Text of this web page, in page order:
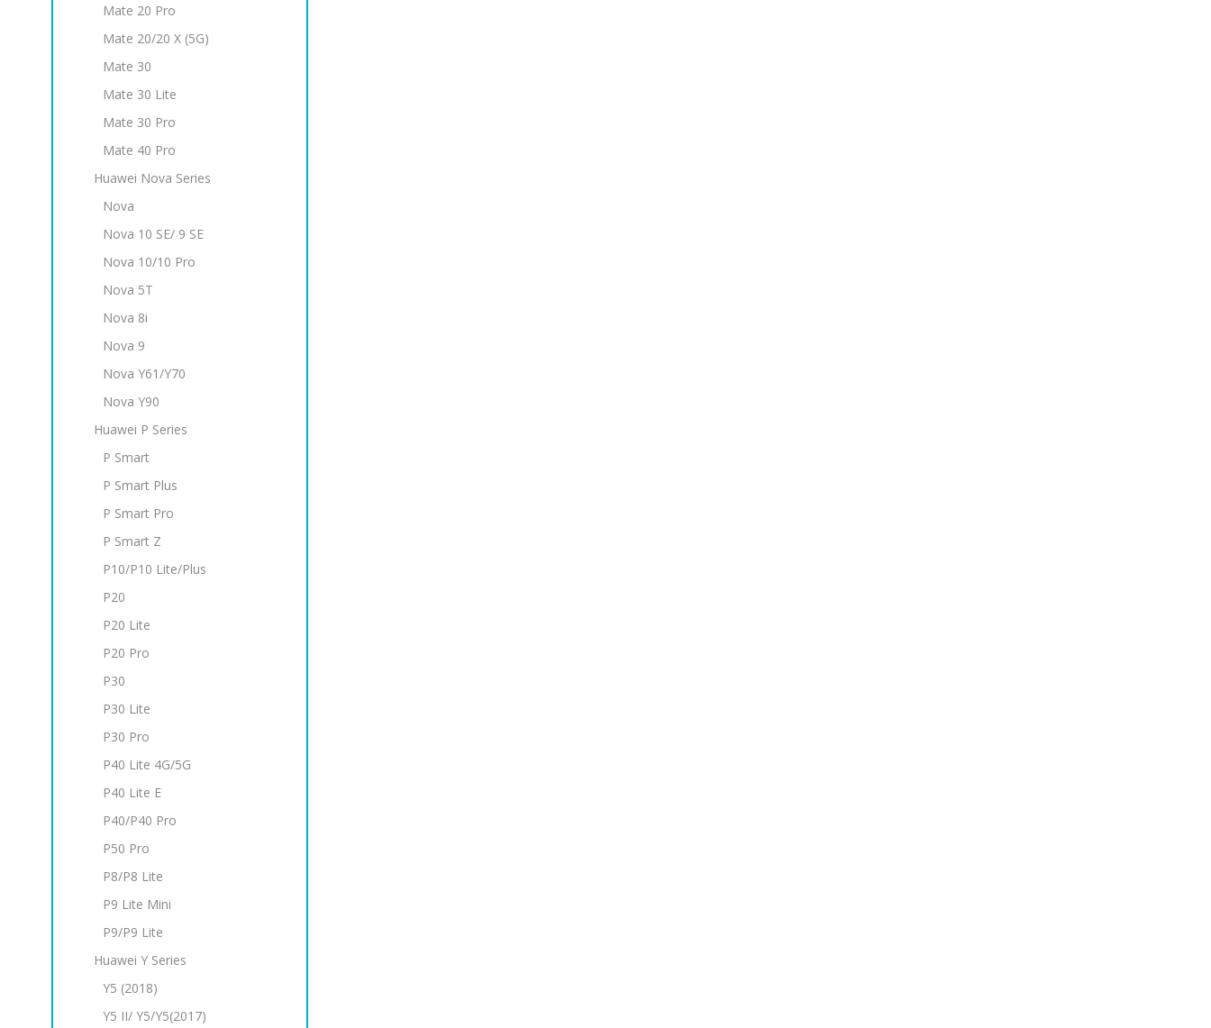
Mate 20 Pro
Mate 20/20 X (5G)
Mate 30
Mate 30 Lite
Mate 30 Pro
Mate 40 Pro
Huawei Nova Series
Nova
Nova 10 SE/ 9 SE
Nova 10/10 Pro
Nova 5T
Nova 8i
Nova 9
Nova Y61/Y70
Nova Y90
Huawei P Series
P Smart
P Smart Plus
P Smart Pro
P Smart Z
P10/P10 Lite/Plus
P20
P20 Lite
P20 Pro
P30
P30 Lite
P30 Pro
P40 Lite 4G/5G
P40 Lite E
P40/P40 Pro
P50 Pro
P8/P8 Lite
P9 Litе Mini
P9/P9 Lite
Huawei Y Series
Y5 (2018)
Y5 II/ Y5/Y5(2017)